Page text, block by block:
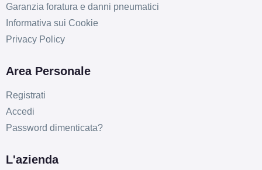
D B
C
Garanzia foratura e danni pneumatici
Informativa sui Cookie
Privacy Policy
Area Personale
Registrati
Accedi
Password dimenticata?
L'azienda